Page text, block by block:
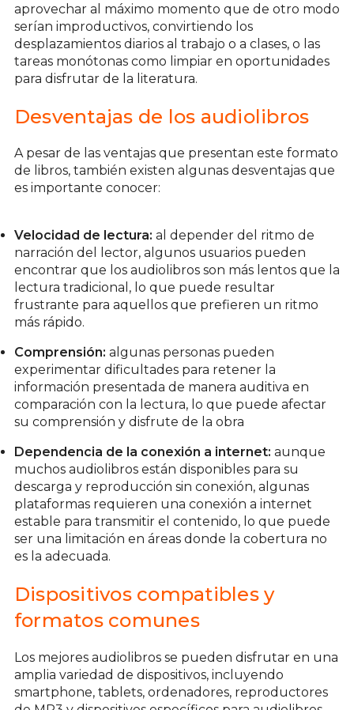
aprovechar al máximo momento que de otro modo
serían improductivos, convirtiendo los
desplazamientos diarios al trabajo o a clases, o las
tareas monótonas como limpiar en oportunidades
para disfrutar de la literatura.
Desventajas de los audiolibros
A pesar de las ventajas que presentan este formato
de libros, también existen algunas desventajas que
es importante conocer:
Velocidad de lectura: al depender del ritmo de
narración del lector, algunos usuarios pueden
encontrar que los audiolibros son más lentos que la
lectura tradicional, lo que puede resultar
frustrante para aquellos que prefieren un ritmo
más rápido.
Comprensión: algunas personas pueden
experimentar dificultades para retener la
información presentada de manera auditiva en
comparación con la lectura, lo que puede afectar
su comprensión y disfrute de la obra
Dependencia de la conexión a internet: aunque
muchos audiolibros están disponibles para su
descarga y reproducción sin conexión, algunas
plataformas requieren una conexión a internet
estable para transmitir el contenido, lo que puede
ser una limitación en áreas donde la cobertura no
es la adecuada.
Dispositivos compatibles y
formatos comunes
Los mejores audiolibros se pueden disfrutar en una
amplia variedad de dispositivos, incluyendo
smartphone, tablets, ordenadores, reproductores